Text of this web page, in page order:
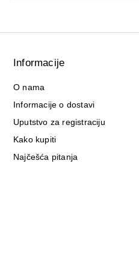
Informacije
O nama
Informacije o dostavi
Uputstvo za registraciju
Kako kupiti
Najčešća pitanja